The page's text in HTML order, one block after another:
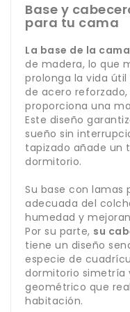
Base y
para tu cama
La base de la cama
de madera, lo que
prolonga la vida
de acero
proporciona una
Este diseño
sueño sin
tapizado añade un
dormitorio.
Su base con
adecuada del
humedad y
Por su parte, su
tiene un diseño
especie de
dormitorio simetría
geométrico que
habitación.